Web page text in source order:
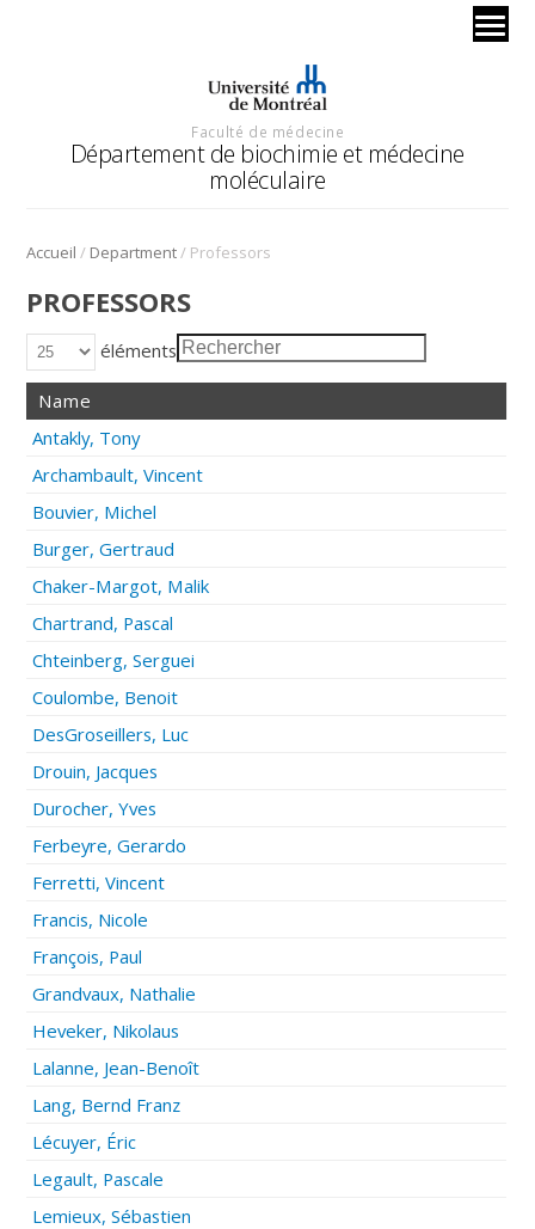
Faculté de médecine
Département de biochimie et médecine
moléculaire
Accueil / Department/ Professors
PROFESSORS
éléments
Name
Antakly, Tony
Archambault, Vincent
Bouvier, Michel
Burger, Gertraud
Chaker-Margot, Malik
Chartrand, Pascal
Chteinberg, Serguei
Coulombe, Benoit
DesGroseillers, Luc
Drouin, Jacques
Durocher, Yves
Ferbeyre, Gerardo
Ferretti, Vincent
Francis, Nicole
François, Paul
Grandvaux, Nathalie
Heveker, Nikolaus
Lalanne, Jean-Benoît
Lang, Bernd Franz
Lécuyer, Éric
Legault, Pascale
Lemieux, Sébastien